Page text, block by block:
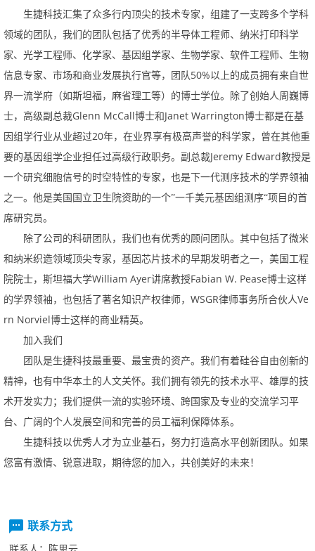
生捷科技汇集了众多行内顶尖的技术专家，组建了一支跨多个学科
领域的团队，我们的团队包括了优秀的半导体工程师、纳米打印科学
家、光学工程师、化学家、基因组学家、生物学家、软件工程师、生物
信息专家、市场和商业发展执行官等，团队50%以上的成员拥有来自世
界一流学府（如斯坦福，麻省理工等）的博士学位。除了创始人周巍博
士，高级副总裁GlennMcCall博士和 JanetWarrington博士都是在基
因组学行业从业超过20年，在业界享有极高声誉的科学家，曾在其他重
要的基因组学企业担任过高级行政职务。副总裁JeremyEdward教授是
一个研究细胞信号的时空特性的专家，也是下一代测序技术的学界领袖
之一。他是美国国立卫生院资助的一个”一千美元基因组测序“项目的首
席研究员。
除了公司的科研团队，我们也有优秀的顾问团队。其中包括了微米
和纳米织造领域顶尖专家，基因芯片技术的早期发明者之一，美国工程
院院士，斯坦福大学WilliamAyer讲席教授FabianW.Pease博士这样
的学界领袖，也包括了著名知识产权律师， WSGR律师事务所合伙人Ve
rnNorviel博士这样的商业精英。
加入我们
团队是生捷科技最重要、最宝贵的资产。我们有着硅谷自由创新的
精神，也有中华本土的人文关怀。我们拥有领先的技术水平、雄厚的技
术开发实力；我们提供一流的实验环境、跨国家及专业的交流学习平
台、广阔的个人发展空间和完善的员工福利保障体系。
生捷科技以优秀人才为立业基石，努力打造高水平创新团队。如果
您富有激情、锐意进取，期待您的加入，共创美好的未来！
联系方式